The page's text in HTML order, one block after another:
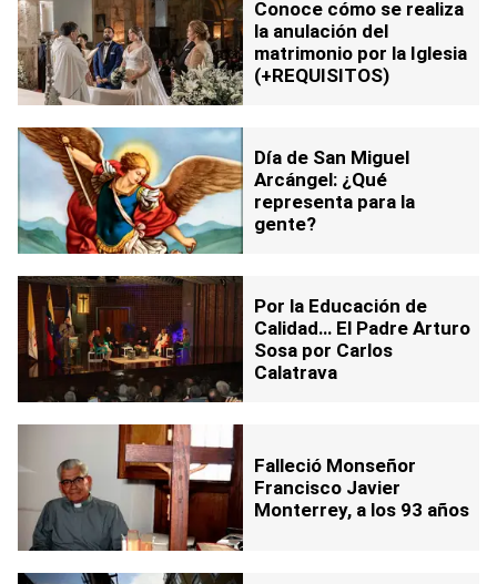
Conoce cómo se realiza
la anulación del
matrimonio por la Iglesia
(+REQUISITOS)
Día de San Miguel
Arcángel: ¿Qué
representa para la
gente?
Por la Educación de
Calidad… El Padre Arturo
Sosa por Carlos
Calatrava
Falleció Monseñor
Francisco Javier
Monterrey, a los 93 años